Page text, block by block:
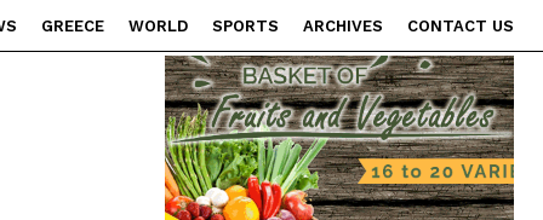
GREECE WORLD SPORTS ARCHIVES CONTACT US